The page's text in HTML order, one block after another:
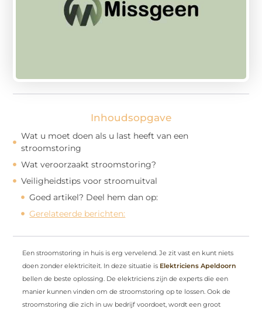
Inhoudsopgave
Wat u moet doen als u last heeft van een
stroomstoring
Wat veroorzaakt stroomstoring?
Veiligheidstips voor stroomuitval
Goed artikel? Deel hem dan op:
Gerelateerde berichten:
Een stroomstoring in huis is erg vervelend. Je zit vast en kunt niets
doen zonder elektriciteit. In deze situatie is Elektriciens Apeldoorn
bellen de beste oplossing. De elektriciens zijn de experts die een
manier kunnen vinden om de stroomstoring op te lossen. Ook de
stroomstoring die zich in uw bedrijf voordoet, wordt een groot